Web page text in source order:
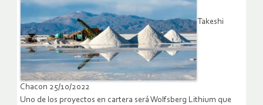
Takeshi
Chacon 25/10/2022
Uno de los proyectos en cartera será Wolfsberg Lithium que